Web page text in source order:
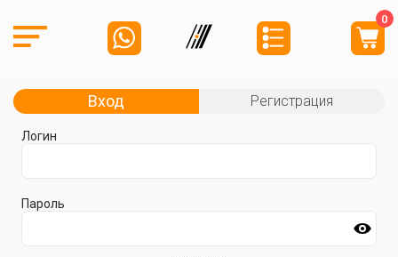
0
Вход Регистрация
Логин
Пароль